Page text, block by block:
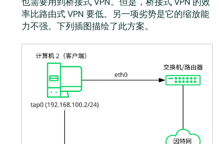
率比路由式 VPN 要低。另一项劣势是它的缩放能
力不强。下列插图描绘了此方案。